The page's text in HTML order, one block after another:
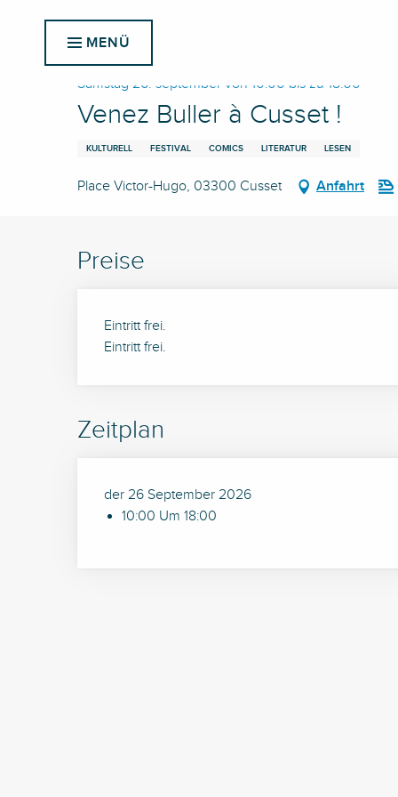
MENÜ
Startseite Venez Buller à Cusset !
Samstag 26. september von 10:00 bis zu 18:00
Venez Buller à Cusset !
KULTURELL FESTIVAL COMICS LITERATUR LESEN
Place Victor-Hugo, 03300 Cusset Anfahrt
Preise
Eintritt frei.
Eintritt frei.
Zeitplan
der 26 September 2026
10:00 Um 18:00